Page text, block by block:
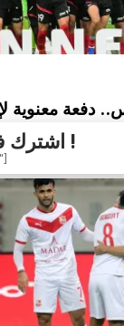
دفعة معنوية
الزمالك في
اشترك في نشرتنا الإخبارية !